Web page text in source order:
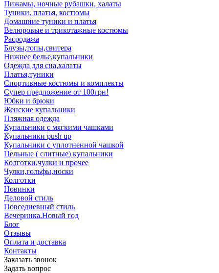
Пижамы, ночные рубашки, халаты
Туники, платья, костюмы
Домашние туники и платья
Велюровые и трикотажные костюмы
Расродажа
Блузы,топы,свитера
Нижнее белье,купальники
Одежда для сна,халаты
Платья,туники
Спортивные костюмы и комплекты
Супер предложение от 100грн!
Юбки и брюки
Женские купальники
Пляжная одежда
Купальники с мягкими чашками
Купальники push up
Купальники с уплотненной чашкой
Цельные ( слитные) купальники
Колготки,чулки и прочее
Чулки,гольфы,носки
Колготки
Новинки
Деловой стиль
Повседневный стиль
Вечеринка.Новый год
Блог
Отзывы
Оплата и доставка
Контакты
Заказать звонок
Задать вопрос